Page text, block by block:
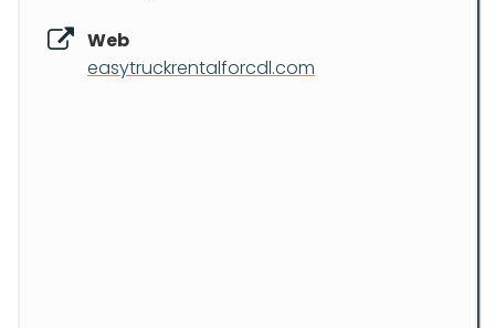
Web
easytruckrentalforcdl.com